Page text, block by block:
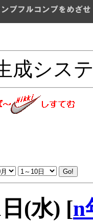
成シス
(水) [n